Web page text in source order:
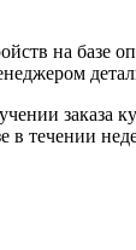
на базе
заказа
в течении